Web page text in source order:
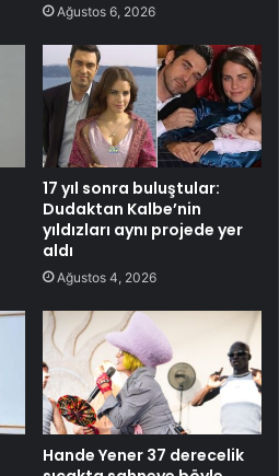
Ağustos 6, 2026
17 yıl sonra buluştular:
Dudaktan Kalbe’nin
yıldızları aynı projede yer
aldı
Ağustos 4, 2026
Hande Yener 37 derecelik